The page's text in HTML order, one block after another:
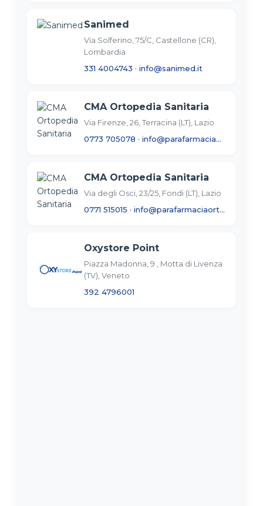
Sanimed
Via Solferino, 75/C, Castellone (CR),
Lombardia
331 4004743 · info@sanimed.it
CMA Ortopedia Sanitaria
Via Firenze, 26, Terracina (LT), Lazio
0773 705078 · info@parafarmaciaortopedicacma.com
CMA Ortopedia Sanitaria
Via degli Osci, 23/25, Fondi (LT), Lazio
0771 515015 · info@parafarmaciaortopedicacma.com
Oxystore Point
Piazza Madonna, 9 , Motta di Livenza
(TV), Veneto
392 4796001